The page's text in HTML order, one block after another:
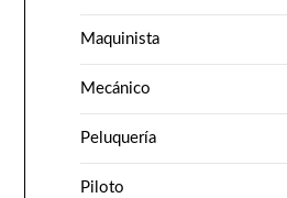
Maquinista
Mecánico
Peluquería
Piloto